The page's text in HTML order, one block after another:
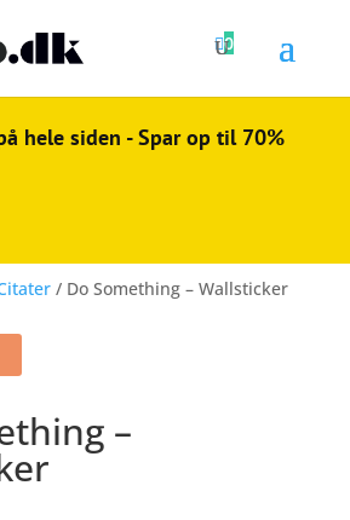
0
hele siden - Spar op til 70%
/ Do Something – Wallsticker
–